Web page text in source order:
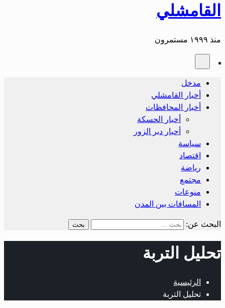
القامشلي
منذ ١٩٩٩ مستمرون
مدخل
أخبار القامشلي
أخبار المحافظات
أخبار الحسكة
أحبار دير الزور
سياسة
اقتصاد
رياضة
مجتمع
منوعات
المسافات بين المدن
البحث عن:
تحليل التربة
الرئيسية
تحليل التربة